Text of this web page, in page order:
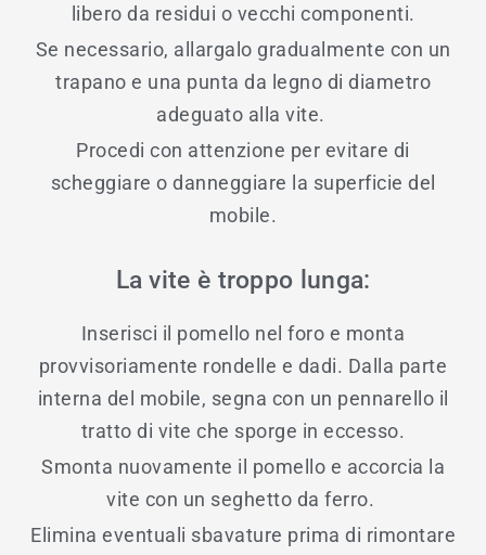
libero da residui o vecchi componenti.
Se necessario, allargalo gradualmente con un
trapano e una punta da legno di diametro
adeguato alla vite.
Procedi con attenzione per evitare di
scheggiare o danneggiare la superficie del
mobile.
La vite è troppo lunga:
Inserisci il pomello nel foro e monta
provvisoriamente rondelle e dadi. Dalla parte
interna del mobile, segna con un pennarello il
tratto di vite che sporge in eccesso.
Smonta nuovamente il pomello e accorcia la
vite con un seghetto da ferro.
Elimina eventuali sbavature prima di rimontare